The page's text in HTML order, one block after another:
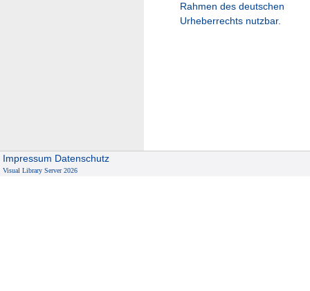
Rahmen des deutschen
Urheberrechts nutzbar.
Impressum Datenschutz
Visual Library Server 2026